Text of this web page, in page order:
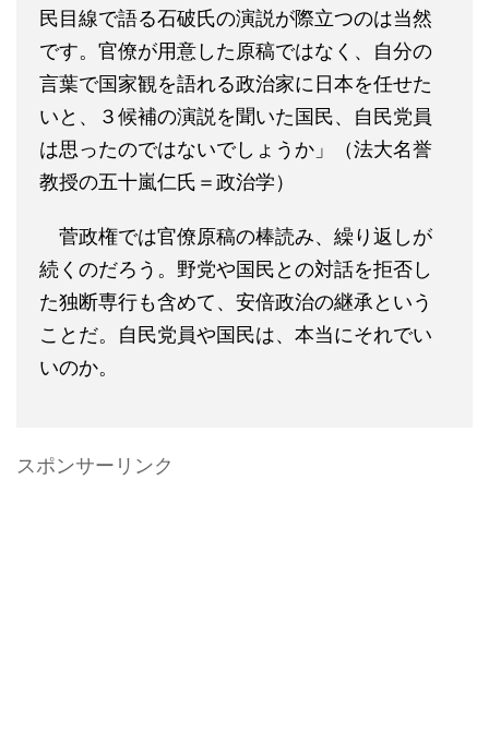
民目線で語る石破氏の演説が際立つのは当然
です。官僚が用意した原稿ではなく、自分の
言葉で国家観を語れる政治家に日本を任せた
いと、３候補の演説を聞いた国民、自民党員
は思ったのではないでしょうか」（法大名誉
教授の五十嵐仁氏＝政治学）
菅政権では官僚原稿の棒読み、繰り返しが
続くのだろう。野党や国民との対話を拒否し
た独断専行も含めて、安倍政治の継承という
ことだ。自民党員や国民は、本当にそれでい
いのか。
スポンサーリンク